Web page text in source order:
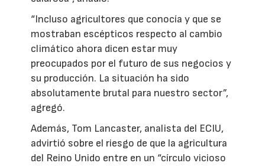
“Incluso agricultores que conocía y que se
mostraban escépticos respecto al cambio
climático ahora dicen estar muy
preocupados por el futuro de sus negocios y
su producción. La situación ha sido
absolutamente brutal para nuestro sector”,
agregó.
Además, Tom Lancaster, analista del ECIU,
advirtió sobre el riesgo de que la agricultura
del Reino Unido entre en un “círculo vicioso